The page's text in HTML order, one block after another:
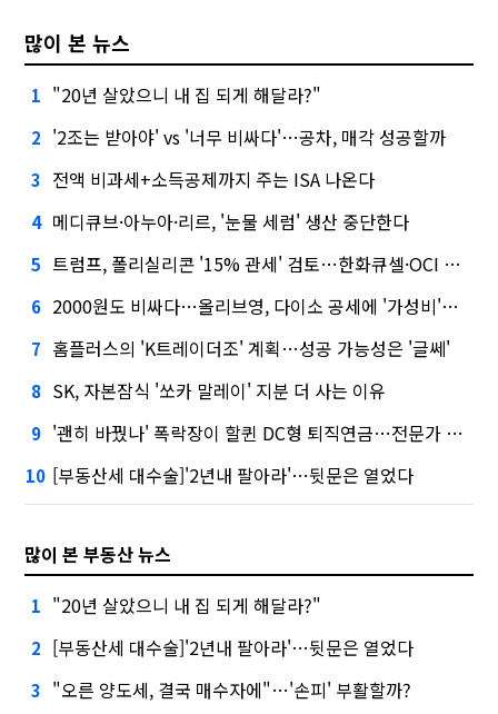
많이 본 뉴스
1 "20년 살았으니 내 집 되게 해달라?"
2 '2조는 받아야' vs '너무 비싸다'…공차, 매각 성공할까
3 전액 비과세+소득공제까지 주는 ISA 나온다
4 메디큐브·아누아·리르, '눈물 세럼' 생산 중단한다
5 트럼프, 폴리실리콘 '15% 관세' 검토…한화큐셀·OCI 영향은?
6 2000원도 비싸다…올리브영, 다이소 공세에 '가성비'로 맞불
7 홈플러스의 'K트레이더조' 계획…성공 가능성은 '글쎄'
8 SK, 자본잠식 '쏘카 말레이' 지분 더 사는 이유
9 '괜히 바꿨나' 폭락장이 할퀸 DC형 퇴직연금…전문가 조언은
10 [부동산세 대수술]'2년내 팔아라'…뒷문은 열었다
많이 본 부동산 뉴스
1 "20년 살았으니 내 집 되게 해달라?"
2 [부동산세 대수술]'2년내 팔아라'…뒷문은 열었다
3 "오른 양도세, 결국 매수자에"…'손피' 부활할까?